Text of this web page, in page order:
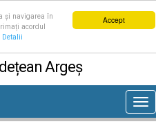
Accept
și navigarea în
acordul
Detalii
Argeș